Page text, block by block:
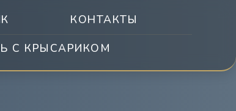
КОНТАКТЫ
С КРЫСАРИКОМ